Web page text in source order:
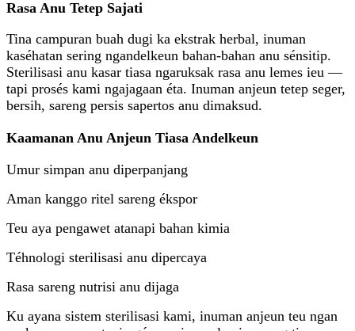
Rasa Anu Tetep Sajati
Tina campuran buah dugi ka ekstrak herbal, inuman
kaséhatan sering ngandelkeun bahan-bahan anu sénsitip.
Sterilisasi anu kasar tiasa ngaruksak rasa anu lemes ieu —
tapi prosés kami ngajagaan éta. Inuman anjeun tetep seger,
bersih, sareng persis sapertos anu dimaksud.
Kaamanan Anu Anjeun Tiasa Andelkeun
Umur simpan anu diperpanjang
Aman kanggo ritel sareng ékspor
Teu aya pengawet atanapi bahan kimia
Téhnologi sterilisasi anu dipercaya
Rasa sareng nutrisi anu dijaga
Ku ayana sistem sterilisasi kami, inuman anjeun teu ngan